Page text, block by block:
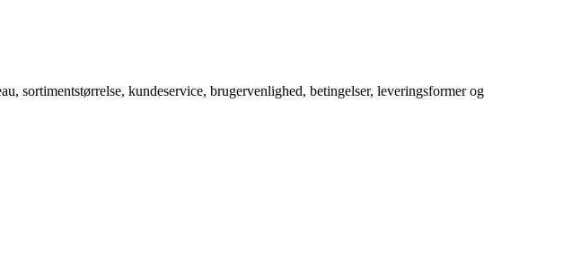
sortimentstørrelse, kundeservice, brugervenlighed, betingelser, leveringsformer og